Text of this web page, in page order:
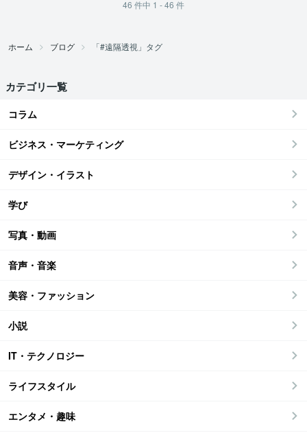
46 件中 1 - 46 件
ホーム ブログ 「#遠隔透視」タグ
カテゴリ一覧
コラム
ビジネス・マーケティング
デザイン・イラスト
学び
写真・動画
音声・音楽
美容・ファッション
小説
IT・テクノロジー
ライフスタイル
エンタメ・趣味